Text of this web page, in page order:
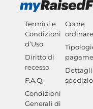
Termini e
Condizioni
d’Uso
Diritto di
recesso
F.A.Q.
Condizioni
Generali di
Come
ordinare
Dettagli